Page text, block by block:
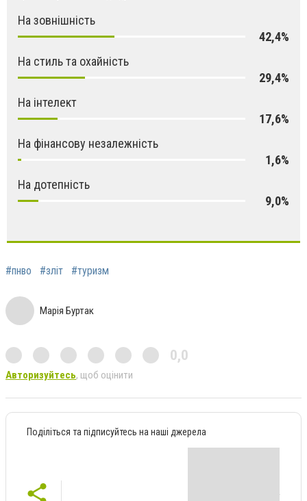
На зовнішність
42,4%
На стиль та охайність
29,4%
На інтелект
17,6%
На фінансову незалежність
1,6%
На дотепність
9,0%
#пнво #зліт #туризм
Марія Буртак
0,0
Авторизуйтесь, щоб оцінити
Поділіться та підписуйтесь на наші джерела